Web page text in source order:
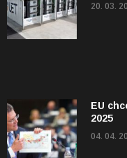
20. 03.
EU
2025
04. 04.